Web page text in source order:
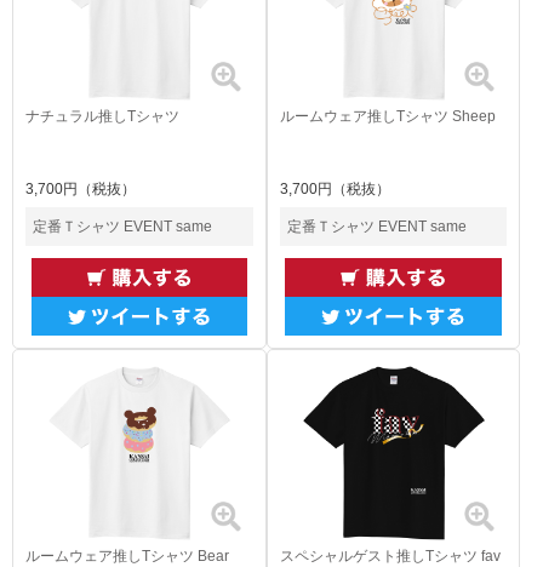
ナチュラル推しTシャツ
3,700円（税抜）
定番Ｔシャツ EVENT same
ルームウェア推しTシャツ Sheep
3,700円（税抜）
定番Ｔシャツ EVENT same
ルームウェア推しTシャツ Bear
スペシャルゲスト推しTシャツ fav